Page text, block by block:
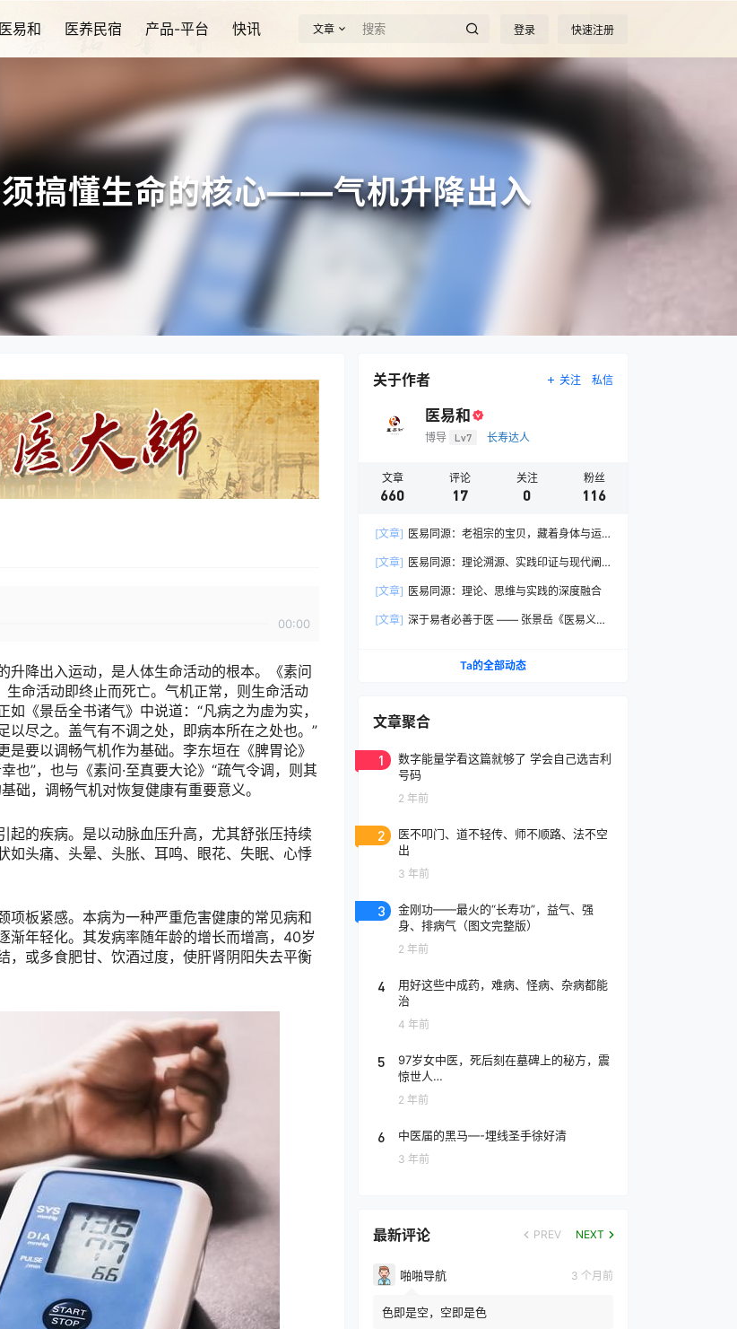
医易和 医养民宿 产品-平台 快讯 文章 登录 快速注册
搞懂生命的核心——气机升降出入
00:00
升降出入运动，是人体生命活动的根本。《素问
命活动即终止而死亡。气机正常，则生命活动
《景岳全书诸气》中说道：“凡病之为虚为实，
尽之。盖气有不调之处，即病本所在之处也。”
要以调畅气机作为基础。李东垣在《脾胃论》
也”，也与《素问·至真要大论》“疏气令调，则其
础，调畅气机对恢复健康有重要意义。
起的疾病。是以动脉血压升高，尤其舒张压持续
如头痛、头晕、头胀、耳鸣、眼花、失眠、心悸
项板紧感。本病为一种严重危害健康的常见病和
渐年轻化。其发病率随年龄的增长而增高，40岁
，或多食肥甘、饮酒过度，使肝肾阴阳失去平衡
关于作者 关注 私信
医易和
博导 Lv7 长寿达人
文章
660
评论
17
关注
0
粉丝
116
[文章] 医易同源：老祖宗的宝贝，藏着身体与运
[文章] 医易同源：理论溯源、实践印证与现代阐
[文章] 医易同源：理论、思维与实践的深度融合
[文章] 深于易者必善于医 —— 张景岳《医易义》
Ta的全部动态
文章聚合
1
数字能量学看这篇就够了 学会自己选吉利
号码
2 年前
2
医不叩门、道不轻传、师不顺路、法不空
出
3 年前
3
金刚功——最火的“长寿功”，益气、强
身、排病气（图文完整版）
2 年前
4
用好这些中成药，难病、怪病、杂病都能
治
4 年前
5
97岁女中医，死后刻在墓碑上的秘方，震
惊世人…
2 年前
6 中医届的黑马—-埋线圣手徐好清
3 年前
最新评论 PREV NEXT
啪啪导航 3 个月前
色即是空，空即是色